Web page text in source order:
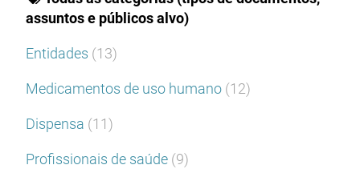
assuntos e públicos alvo)
Entidades (13)
Medicamentos de uso humano (12)
Dispensa (11)
Profissionais de saúde (9)